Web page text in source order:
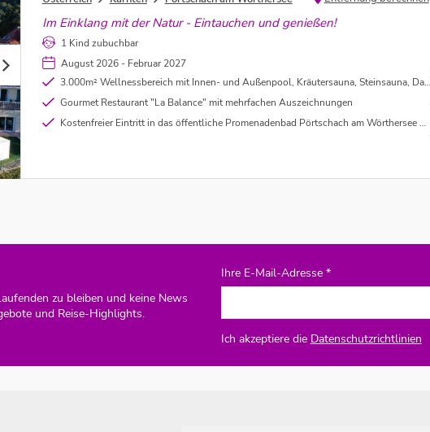
Im Einklang mit der Natur - Eintauchen und genießen!
1 Kind zubuchbar
August 2026 - Februar 2027
3.000m² Wellnessbereich mit Innen- und Außenpool, Kräutersauna, Steinsauna, Dampfbad, Infrarotkabine, Erlebnissauna, Salzwasserbecken, Schneegrotte uvm.
Gourmet Restaurant "La Balance" mit mehrfachen Auszeichnungen
Kostenfreier Eintritt in das öffentliche Promenadenbad Pörtschach am Wörthersee mit Shuttle Service - nach Verfügbarkeit
zu bleiben und keine News
und Reise-Highlights.
Ihre E-Mail-Adresse *
Ich akzeptiere die Datenschutzrichtlinien